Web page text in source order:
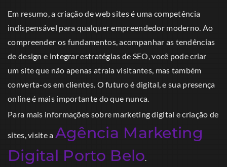
Em resumo, a criação de web sites é uma competência
indispensável para qualquer empreendedor moderno. Ao
compreender os fundamentos, acompanhar as tendências
de design e integrar estratégias de SEO, você pode criar
um site que não apenas atraia visitantes, mas também
converta-os em clientes. O futuro é digital, e sua presença
online é mais importante do que nunca.
Para mais informações sobre marketing digital e criação de
sites, visite a Agência Marketing
Digital Porto Belo